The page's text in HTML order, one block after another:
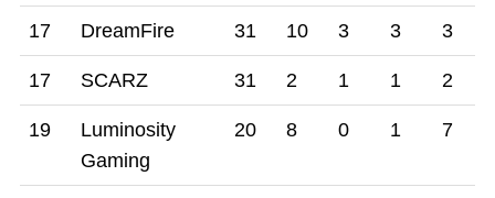
17 DreamFire 31 10 3 3 3
17 SCARZ 31 2 1 1 2
19
Luminosity
Gaming
20 8 0 1 7